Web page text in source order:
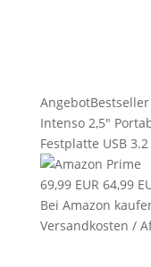
Angebot
Intenso 2,5"
Festplatte USB 3.2
69,99 EUR 64,99
Bei Amazon
Versandkosten /